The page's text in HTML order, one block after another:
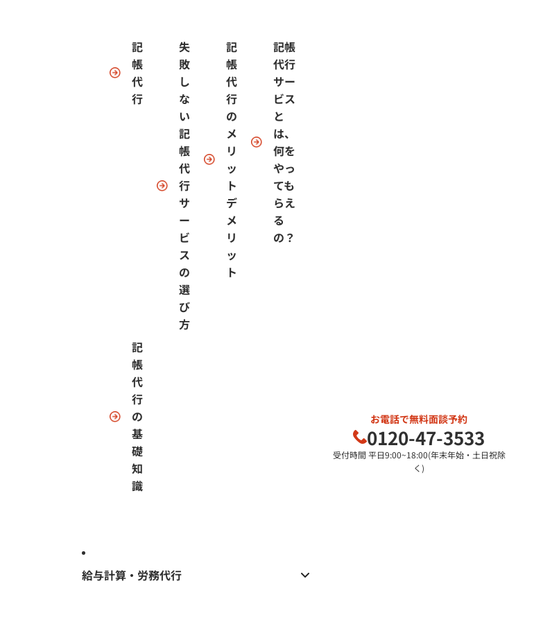
記
帳
代
行
失
敗
し
な
い
記
帳
代
行
サ
ー
ビ
ス
の
選
び
方
記
帳
代
行
の
メ
リ
ッ
ト
デ
メ
リ
ッ
ト
記帳
代行
サー
ビス
と
は、
何を
やっ
ても
らえ
る
の？
記
帳
代
行
の
基
礎
知
識
給与計算・労務代行
お電話で無料面談予約
0120-47-3533
受付時間 平日9:00~18:00(年末年始・土日祝除
く)